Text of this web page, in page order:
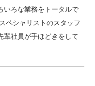
いろな業務をトータルで
ペシャリストのスタッフ
輩社員が手ほどきをして